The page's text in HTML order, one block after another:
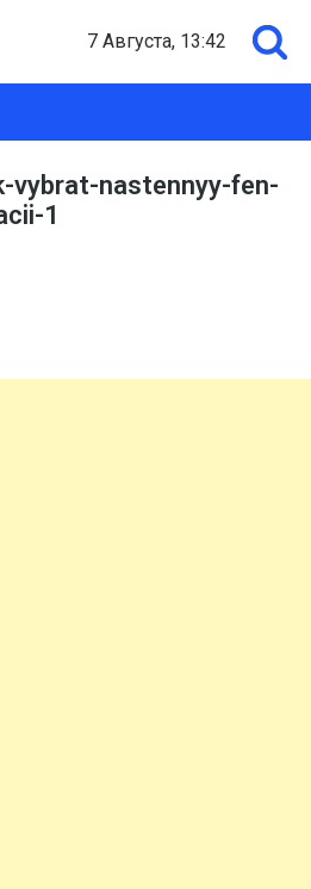
7 Августа, 13:42
vybrat-nastennyy-fen-
1